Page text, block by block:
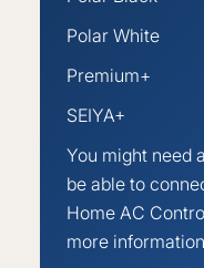
Polar White
Premium+
SEIYA+
You might need
be able to
Home AC
more